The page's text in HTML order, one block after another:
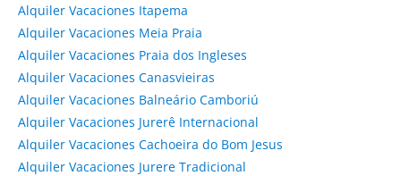
Alquiler Vacaciones Itapema
Alquiler Vacaciones Meia Praia
Alquiler Vacaciones Praia dos Ingleses
Alquiler Vacaciones Canasvieiras
Alquiler Vacaciones Balneário Camboriú
Alquiler Vacaciones Jurerê Internacional
Alquiler Vacaciones Cachoeira do Bom Jesus
Alquiler Vacaciones Jurere Tradicional